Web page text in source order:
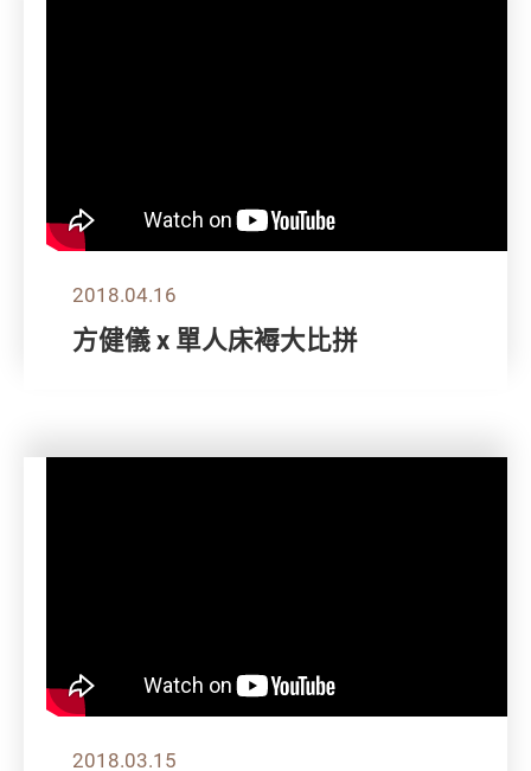
2018.04.16
方健儀 x 單人床褥大比拼
2018.03.15